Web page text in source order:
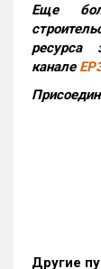
Еще
ресурса
канале
Другие